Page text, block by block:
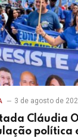
3 de agosto de
Cláudia
política